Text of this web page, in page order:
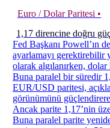
Euro / Dolar Paritesi •
1,17 direncine doğru
Fed Başkanı Powell’ın
ayarlamayı gerektirebilir
olarak algılanırken,
Buna paralel bir süredir
EUR/USD paritesi,
görünümünü
Ancak parite 1,17’nin
Buna paralel parite